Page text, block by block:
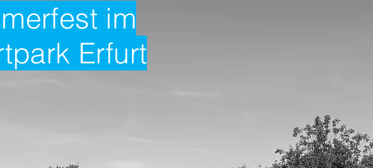
im
Erfurt